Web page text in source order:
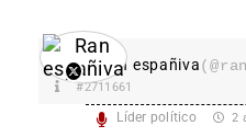
Ran españiva
#2711661
Líder político 2